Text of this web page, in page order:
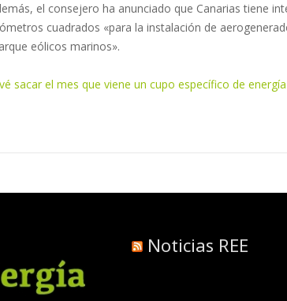
el consejero ha anunciado que Canarias tiene
cuadrados «para la instalación de
eólicos marinos».
sacar el mes que viene un cupo específico de
Noticias REE